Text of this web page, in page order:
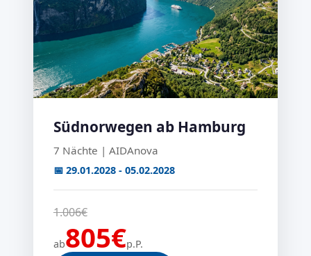
Südnorwegen ab Hamburg
7 Nächte | AIDAnova
📅 29.01.2028 - 05.02.2028
1.006€
ab805€p.P.